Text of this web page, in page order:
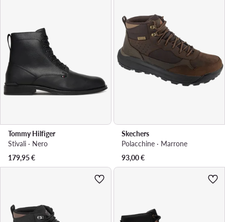
Tommy Hilfiger
Stivali · Nero
179,95€
Skechers
Polacchine · Marrone
93,00€